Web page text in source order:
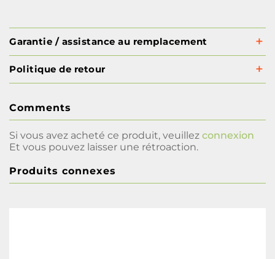
Garantie / assistance au remplacement
Politique de retour
Comments
Si vous avez acheté ce produit, veuillez connexion
Et vous pouvez laisser une rétroaction.
Produits connexes